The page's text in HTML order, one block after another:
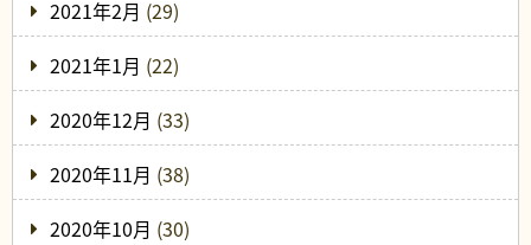
2021年2月 (29)
2021年1月 (22)
2020年12月 (33)
2020年11月 (38)
2020年10月 (30)